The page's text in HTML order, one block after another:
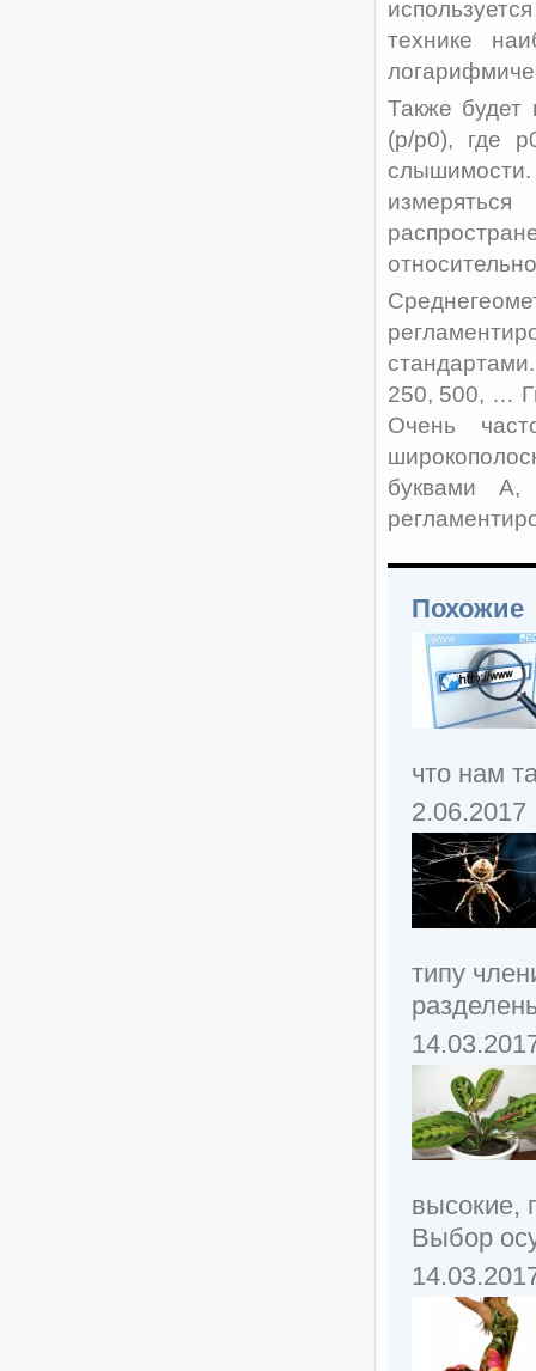
технике
Также будет
(p/p0), где
250, 500, …
Очень
буквами
Похожие
что нам
2.06.2017
типу
высокие,
Выбор